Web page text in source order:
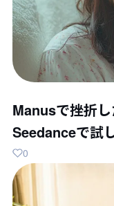
Manusで挫折
Seedanceで試
0